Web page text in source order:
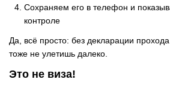
Сохраняем его в телефон и
контроле
Да, всё просто: без декларации
тоже не улетишь далеко.
Это не виза!